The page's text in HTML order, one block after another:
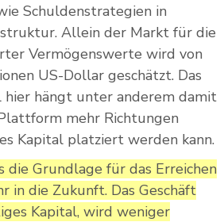
Schuldenstrategien in
Allein der Markt für die
Vermögenswerte wird von
US-Dollar geschätzt. Das
hier hängt unter anderem damit
mehr Richtungen
Kapital platziert werden kann.
die Grundlage für das Erreichen
in die Zukunft. Das Geschäft
Kapital, wird weniger